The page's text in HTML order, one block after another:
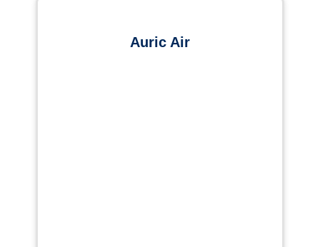
Auric Air